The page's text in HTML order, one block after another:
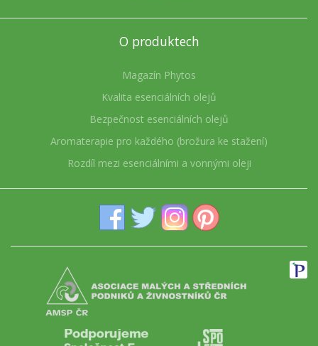
O produktech
Magazín Phytos
Kvalita esenciálních olejů
Bezpečnost esenciálních olejů
Aromaterapie pro každého (brožura ke stažení)
Rozdíl mezi esenciálními a vonnými oleji